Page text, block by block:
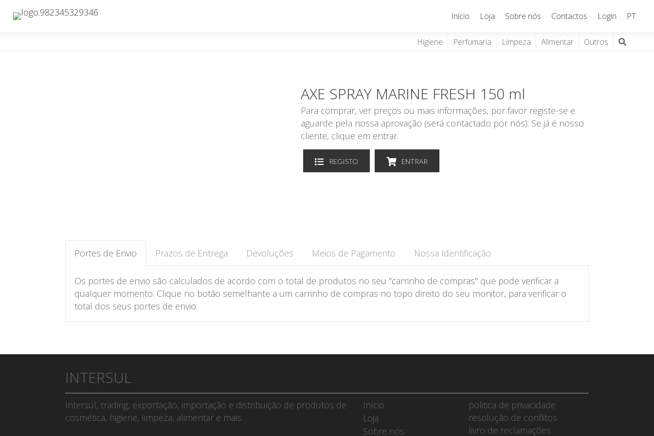
Início Loja Sobre nós Contactos Login PT
Higiene Perfumaria Limpeza Alimentar Outros
AXE SPRAY MARINE FRESH 150 ml
Para comprar, ver preços ou mais informações, por favor registe-se e
aguarde pela nossa aprovação (será contactado por nós). Se já é nosso
cliente, clique em entrar.
REGISTO ENTRAR
Portes de Envio Prazos de Entrega Devoluções Meios de Pagamento Nossa Identificação
Os portes de envio são calculados de acordo com o total de produtos no seu "carrinho de compras" que pode verificar a
qualquer momento. Clique no botão semelhante a um carrinho de compras no topo direito do seu monitor, para verificar o
total dos seus portes de envio.
INTERSUL
Intersul, trading, exportação, importação e distribuição de produtos de
cosmética, higiene, limpeza, alimentar e mais.
Início
Loja
Sobre nós
politica de privacidade
resolução de conflitos
livro de reclamações